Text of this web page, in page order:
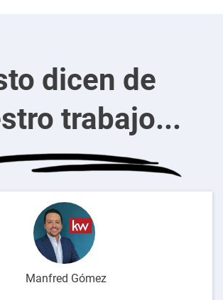
dicen de
trabajo...
Manfred Gómez